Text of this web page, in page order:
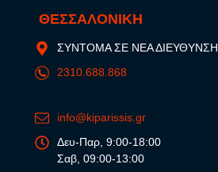
ΘΕΣΣΑΛΟΝΙΚΗ
ΣΥΝΤΟΜΑ ΣΕ ΝΕΑ ΔΙΕΥΘΥΝΣΗ
2310.688.868
info@kiparissis.gr
Δευ-Παρ, 9:00-18:00
Σαβ, 09:00-13:00